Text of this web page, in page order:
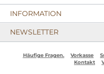
INFORMATION
NEWSLETTER
Häufige Fragen. Vorkasse
Kontakt